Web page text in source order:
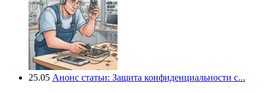
25.05 Анонс статьи: Защита конфиденциальности с...